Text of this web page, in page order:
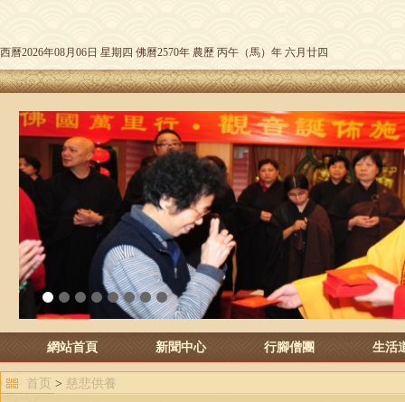
西曆2026年08月06日 星期四 佛曆2570年 農歷 丙午（馬）年 六月廿四
3 4 5 6 7 8
網站首頁 新聞中心 行腳僧團 生活
首页 > 慈悲供養